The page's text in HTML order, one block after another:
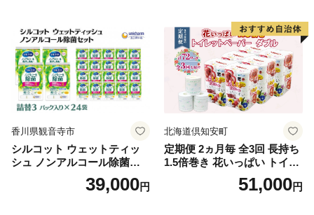
泡石鹸 石鹸 兵庫 兵庫県 小野
香川県観音寺市
シルコット ウェットティッ
シュ ノンアルコール除菌詰
替（43枚×3P）×24袋 日用品
おもちゃ 拭き取り 手拭き 外
39,000円
北海道倶知安町
定期便 2ヵ月毎 全3回 長持ち
1.5倍巻き 花いっぱい トイレ
ットペーパー ダブル 45ｍ 計
72ロール 全18種 花柄 プリン
51,000円